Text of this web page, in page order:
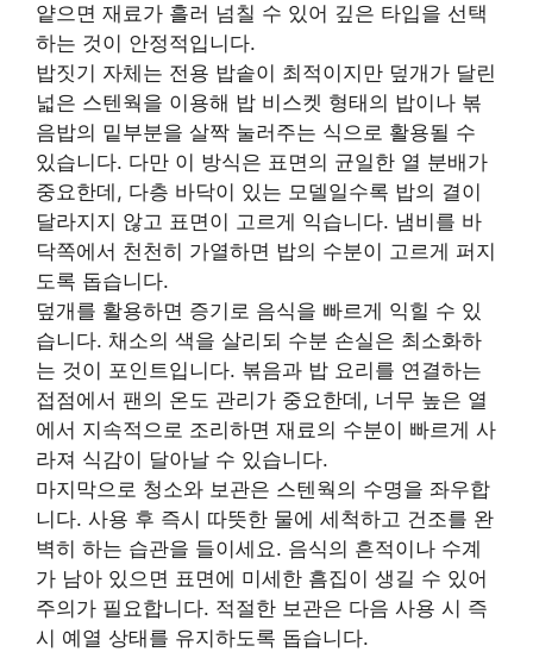
얕으면 재료가 흘러 넘칠 수 있어 깊은 타입을 선택
하는 것이 안정적입니다.
밥짓기 자체는 전용 밥솥이 최적이지만 덮개가 달린
넓은 스텐웍을 이용해 밥 비스켓 형태의 밥이나 볶
음밥의 밑부분을 살짝 눌러주는 식으로 활용될 수
있습니다. 다만 이 방식은 표면의 균일한 열 분배가
중요한데, 다층 바닥이 있는 모델일수록 밥의 결이
달라지지 않고 표면이 고르게 익습니다. 냄비를 바
닥쪽에서 천천히 가열하면 밥의 수분이 고르게 퍼지
도록 돕습니다.
덮개를 활용하면 증기로 음식을 빠르게 익힐 수 있
습니다. 채소의 색을 살리되 수분 손실은 최소화하
는 것이 포인트입니다. 볶음과 밥 요리를 연결하는
접점에서 팬의 온도 관리가 중요한데, 너무 높은 열
에서 지속적으로 조리하면 재료의 수분이 빠르게 사
라져 식감이 달아날 수 있습니다.
마지막으로 청소와 보관은 스텐웍의 수명을 좌우합
니다. 사용 후 즉시 따뜻한 물에 세척하고 건조를 완
벽히 하는 습관을 들이세요. 음식의 흔적이나 수계
가 남아 있으면 표면에 미세한 흠집이 생길 수 있어
주의가 필요합니다. 적절한 보관은 다음 사용 시 즉
시 예열 상태를 유지하도록 돕습니다.